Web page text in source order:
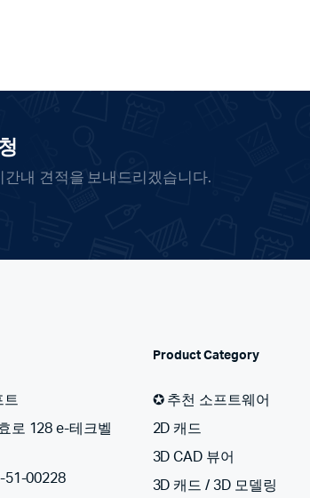
내 견적을 보내드리겠습니다.
트
로 128 e-테크벨
51-00228
Product Category
✪ 추천 소프트웨어
2D 캐드
3D CAD 뷰어
3D 캐드 / 3D 모델링